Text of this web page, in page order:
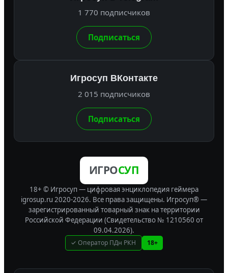
1 770 подписчиков
Подписаться
Игросуп ВКонтакте
2 015 подписчиков
Подписаться
ИГРОСУП
18+ © Игросуп — цифровая энциклопедия геймера
igrosup.ru 2020-2026. Все права защищены. Игросуп® —
зарегистрированный товарный знак на территории
Российской Федерации (Свидетельство № 1210560 от
09.04.2026).
✓ Оператор ПДн РКН 18+